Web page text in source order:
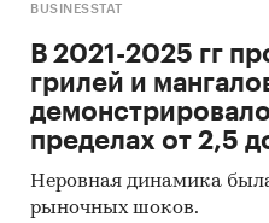
BUSINESSTAT
В 2021-2025 гг
грилей и
пределах от 2,5
Неровная динамика
рыночных шоков.